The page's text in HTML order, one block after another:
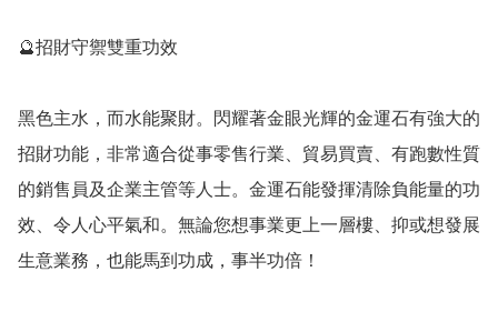
🔮招財守禦雙重功效
黑色主水，而水能聚財。閃耀著金眼光輝的金運石有強大的
招財功能，非常適合從事零售行業、貿易買賣、有跑數性質
的銷售員及企業主管等人士。金運石能發揮清除負能量的功
效、令人心平氣和。無論您想事業更上一層樓、抑或想發展
生意業務，也能馬到功成，事半功倍！